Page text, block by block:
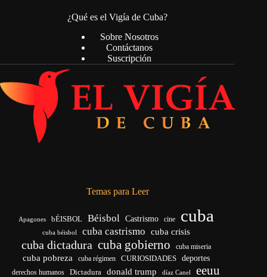
¿Qué es el Vigía de Cuba?
Sobre Nosotros
Contáctanos
Suscripción
Temas para Leer
Apagones bÉISBOL Béisbol Castrismo cine cuba
cuba béisbol cuba castrismo cuba crisis
cuba dictadura cuba gobierno cuba miseria
cuba pobreza cuba régimen CURIOSIDADES deportes
derechos humanos Dictadura donald trump díaz Canel eeuu